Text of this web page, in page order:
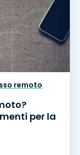
remoto
per la